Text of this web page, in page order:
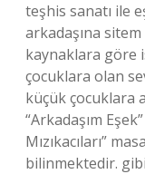
teşhis sanatı ile
arkadaşına
kaynaklara göre
çocuklara olan
küçük çocuklara
“Arkadaşım
Mızıkacıları”
bilinmektedir.